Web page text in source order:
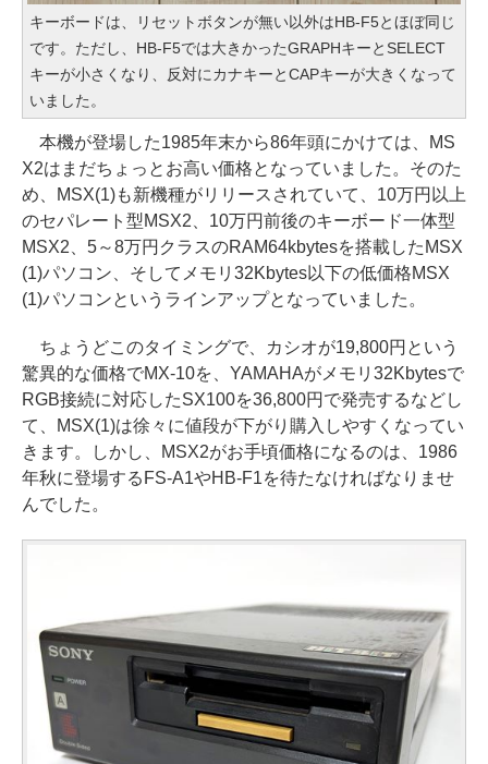
キーボードは、リセットボタンが無い以外はHB-F5とほぼ同じ
です。ただし、HB-F5では大きかったGRAPHキーとSELECT
キーが小さくなり、反対にカナキーとCAPキーが大きくなって
いました。
本機が登場した1985年末から86年頭にかけては、MS
X2はまだちょっとお高い価格となっていました。そのた
め、MSX(1)も新機種がリリースされていて、10万円以上
のセパレート型MSX2、10万円前後のキーボード一体型
MSX2、5～8万円クラスのRAM64kbytesを搭載したMSX
(1)パソコン、そしてメモリ32Kbytes以下の低価格MSX
(1)パソコンというラインアップとなっていました。
ちょうどこのタイミングで、カシオが19,800円という
驚異的な価格でMX-10を、YAMAHAがメモリ32Kbytesで
RGB接続に対応したSX100を36,800円で発売するなどし
て、MSX(1)は徐々に値段が下がり購入しやすくなってい
きます。しかし、MSX2がお手頃価格になるのは、1986
年秋に登場するFS-A1やHB-F1を待たなければなりませ
んでした。